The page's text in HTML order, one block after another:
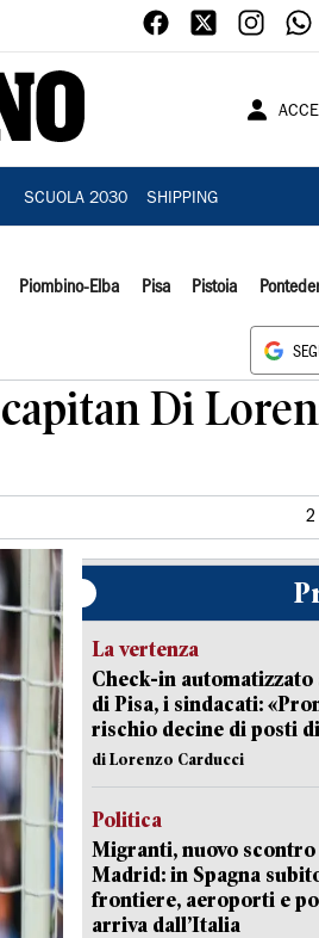
SCUOLA 2030 SHIPPING
Piombino-Elba Pisa Pistoia
Di
2
La vertenza
Check-in
di Pisa, i sindacati:
rischio decine di posti
di Lorenzo Carducci
Politica
Migranti, nuovo scontro
Madrid: in Spagna
frontiere, aeroporti e
arriva dall’Italia